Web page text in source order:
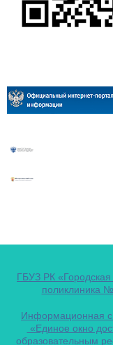
ГБУЗ РК «Городская
поликлиника
Информационная
«Единое окно
образовательным